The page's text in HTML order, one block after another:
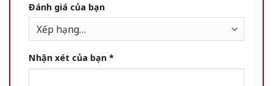
Đánh giá của bạn
Nhận xét của bạn *